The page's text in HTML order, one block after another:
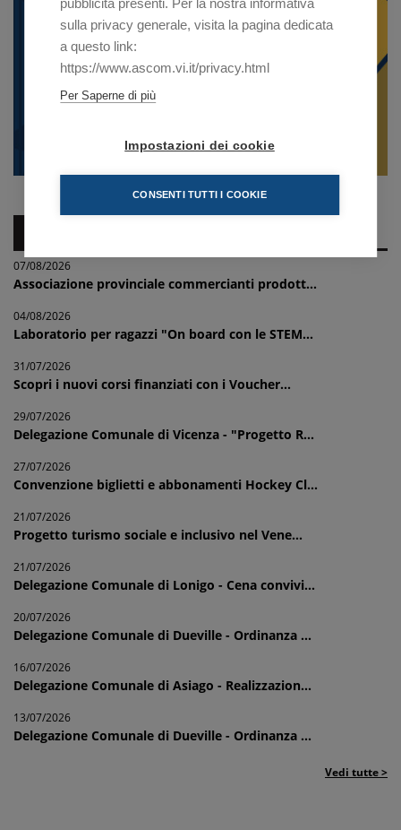
07/08/2026
Associazione provinciale commercianti prodott...
04/08/2026
Laboratorio per ragazzi "On board con le STEM...
31/07/2026
Scopri i nuovi corsi finanziati con i Voucher...
29/07/2026
Delegazione Comunale di Vicenza - "Progetto R...
27/07/2026
Convenzione biglietti e abbonamenti Hockey Cl...
21/07/2026
Progetto turismo sociale e inclusivo nel Vene...
21/07/2026
Delegazione Comunale di Lonigo - Cena convivi...
20/07/2026
Delegazione Comunale di Dueville - Ordinanza ...
16/07/2026
Delegazione Comunale di Asiago - Realizzazion...
13/07/2026
Delegazione Comunale di Dueville - Ordinanza ...
Vedi tutte >
sulla privacy generale, visita la pagina dedicata
a questo link:
https://www.ascom.vi.it/privacy.html
Per Saperne di più
Impostazioni dei cookie
CONSENTI TUTTI I COOKIE